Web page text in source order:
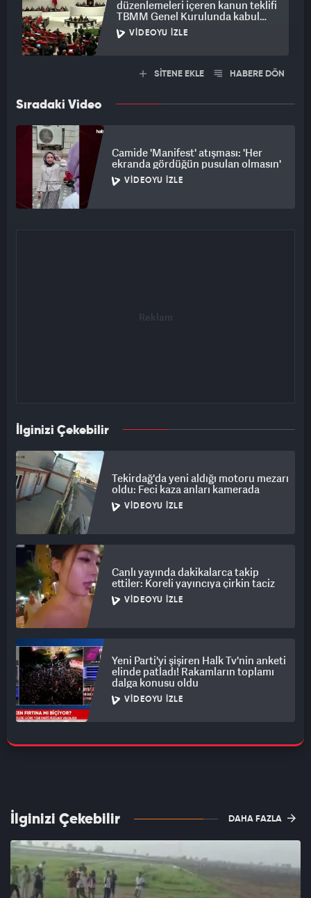
düzenlemeleri içeren kanun teklifi
TBMM Genel Kurulunda kabul
edildiVIDEOYU İZLE
SİTENE EKLE HABERE DÖN
Sıradaki Video
Camide 'Manifest' atışması: 'Her
ekranda gördüğün pusulan olmasın'
VIDEOYU İZLE
İlginizi Çekebilir
Tekirdağ'da yeni aldığı motoru mezarı
oldu: Feci kaza anları kamerada
VIDEOYU İZLE
Canlı yayında dakikalarca takip
ettiler: Koreli yayıncıya çirkin taciz
VIDEOYU İZLE
Yeni Parti'yi şişiren Halk Tv'nin anketi
elinde patladı! Rakamların toplamı
dalga konusu oldu
VIDEOYU İZLE
İlginizi Çekebilir DAHA FAZLA